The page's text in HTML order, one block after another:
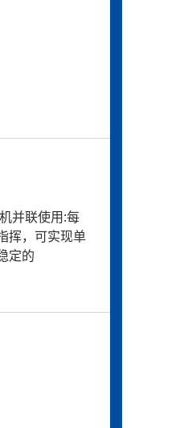
并联使用:每
挥，可实现单
定的